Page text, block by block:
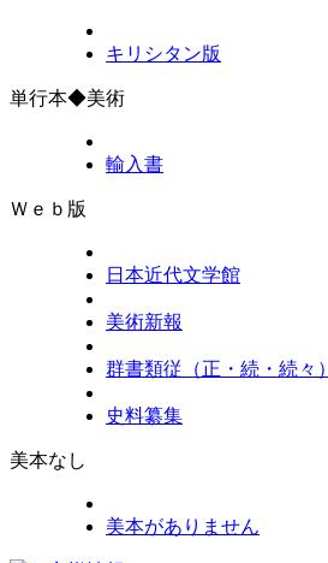
キリシタン版
単行本◆美術
輸入書
Ｗｅｂ版
日本近代文学館
美術新報
群書類従（正・続・続々）
史料纂集
美本なし
美本がありません